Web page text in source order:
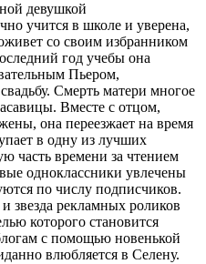
девушкой
учится в школе и уверена,
со своим избранником
год учебы она
Пьером,
Смерть матери многое
Вместе с отцом,
она переезжает на время
в одну из лучших
часть времени за чтением
одноклассники увлечены
по числу подписчиков.
звезда рекламных роликов
которого становится
с помощью новенькой
влюбляется в Селену.